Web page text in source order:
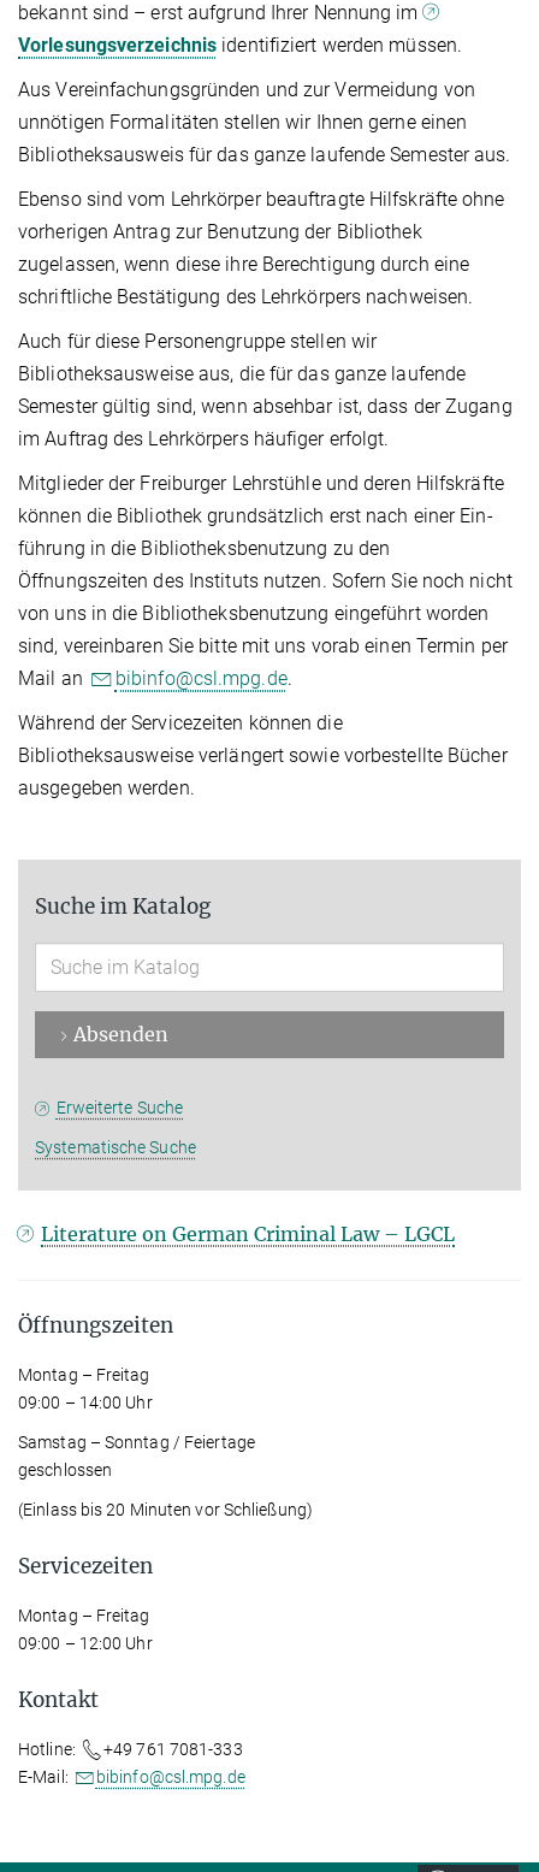
bekannt sind – erst aufgrund Ihrer Nennung im
Vorlesungs­verzeich­nis identifiziert werden müssen.
Aus Vereinfachungsgründen und zur Vermeidung von
unnötigen Formalitäten stellen wir Ihnen gerne einen
Bibliotheks­ausweis für das ganze laufende Semester aus.
Ebenso sind vom Lehrkörper beauftragte Hilfskräfte ohne
vorherigen Antrag zur Benutzung der Bibliothek
zugelassen, wenn diese ihre Berechtigung durch eine
schriftliche Bestätigung des Lehrkörpers nachweisen.
Auch für diese Personengruppe stellen wir
Bibliotheksausweise aus, die für das ganze laufende
Semester gültig sind, wenn absehbar ist, dass der Zugang
im Auftrag des Lehrkörpers häufiger erfolgt.
Mitglieder der Freiburger Lehrstühle und deren Hilfskräfte
können die Bibliothek grundsätzlich erst nach einer Ein­
führung in die Bibliotheksbenutzung zu den
Öffnungszeiten des Instituts nutzen. Sofern Sie noch nicht
von uns in die Bibliotheksbenutzung eingeführt worden
sind, vereinbaren Sie bitte mit uns vorab einen Termin per
Mail an
bibinfo@csl.mpg.de.
Während der Servicezeiten können die
Bibliotheksausweise verlängert sowie vorbestellte Bücher
ausgegeben werden.
Suche im Katalog
Absenden
Erweiterte Suche
Systematische Suche
Literature on German Criminal Law – LGCL
Öffnungszeiten
Montag – Freitag
09:00 – 14:00 Uhr
Samstag – Sonntag / Feiertage
geschlossen
(Einlass bis 20 Minuten vor Schließung)
Servicezeiten
Montag – Freitag
09:00 – 12:00 Uhr
Kontakt
Hotline:
+49 761 7081-333
E-Mail:
bibinfo@csl.mpg.de